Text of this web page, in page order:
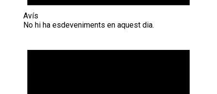
Avís
No hi ha esdeveniments en aquest dia.